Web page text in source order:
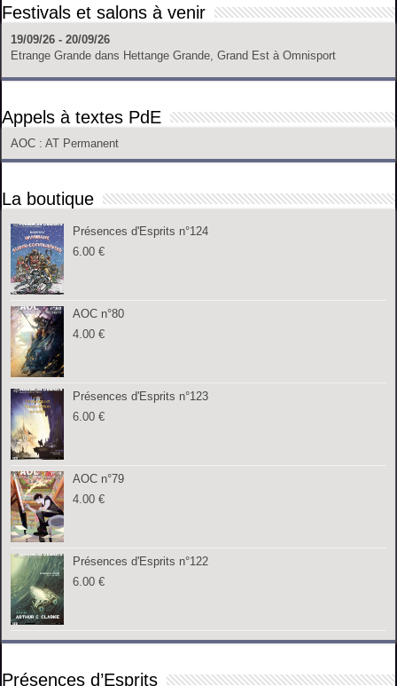
Festivals et salons à venir
19/09/26 - 20/09/26
Etrange Grande dans Hettange Grande, Grand Est à Omnisport
Appels à textes PdE
AOC : AT Permanent
La boutique
Présences d'Esprits n°124
6.00€
AOC n°80
4.00€
Présences d'Esprits n°123
6.00€
AOC n°79
4.00€
Présences d'Esprits n°122
6.00€
Présences d’Esprits